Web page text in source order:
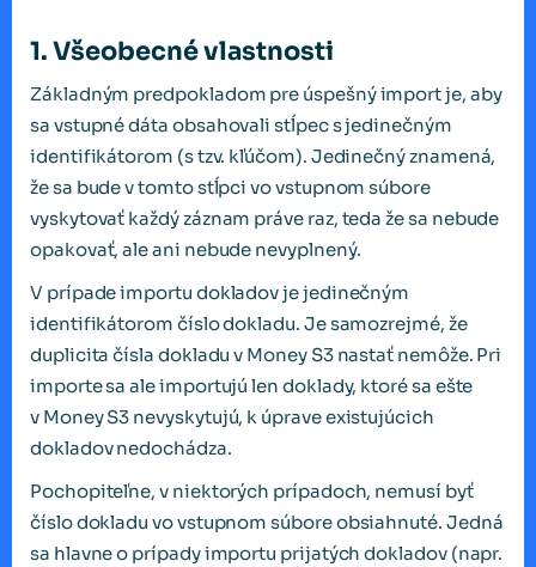
1. Všeobecné vlastnosti
Základným predpokladom pre úspešný import je, aby
sa vstupné dáta obsahovali stĺpec s jedinečným
identifikátorom (s tzv. kľúčom). Jedinečný znamená,
že sa bude v tomto stĺpci vo vstupnom súbore
vyskytovať každý záznam práve raz, teda že sa nebude
opakovať, ale ani nebude nevyplnený.
V prípade importu dokladov je jedinečným
identifikátorom číslo dokladu. Je samozrejmé, že
duplicita čísla dokladu v Money S3 nastať nemôže. Pri
importe sa ale importujú len doklady, ktoré sa ešte
v Money S3 nevyskytujú, k úprave existujúcich
dokladov nedochádza.
Pochopiteľne, v niektorých prípadoch, nemusí byť
číslo dokladu vo vstupnom súbore obsiahnuté. Jedná
sa hlavne o prípady importu prijatých dokladov (napr.